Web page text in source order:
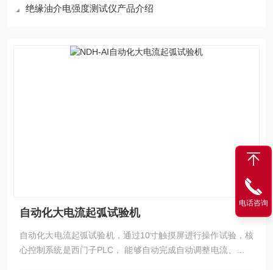
绝缘油介电强度测试仪产品介绍
自动化大电流起弧试验机
自动化大电流起弧试验机，通过10寸触摸屏进行操作试验，核
心控制系统是西门子PLC， 能够自动完成自动调整电流、起弧
电话咨询